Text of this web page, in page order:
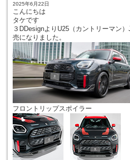
2025年6月22日
こんにちは
タケです
３DDesignよりU25（カントリーマン
売になりました。
フロントリップスポイラー